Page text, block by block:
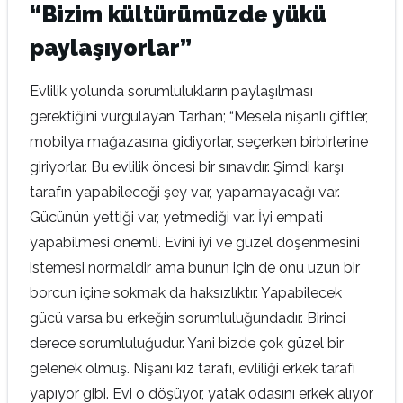
“Bizim kültürümüzde yükü
paylaşıyorlar”
Evlilik yolunda sorumlulukların paylaşılması
gerektiğini vurgulayan Tarhan; “Mesela nişanlı çiftler,
mobilya mağazasına gidiyorlar, seçerken birbirlerine
giriyorlar. Bu evlilik öncesi bir sınavdır. Şimdi karşı
tarafın yapabileceği şey var, yapamayacağı var.
Gücünün yettiği var, yetmediği var. İyi empati
yapabilmesi önemli. Evini iyi ve güzel döşenmesini
istemesi normaldir ama bunun için de onu uzun bir
borcun içine sokmak da haksızlıktır. Yapabilecek
gücü varsa bu erkeğin sorumluluğundadır. Birinci
derece sorumluluğudur. Yani bizde çok güzel bir
gelenek olmuş. Nişanı kız tarafı, evliliği erkek tarafı
yapıyor gibi. Evi o döşüyor, yatak odasını erkek alıyor